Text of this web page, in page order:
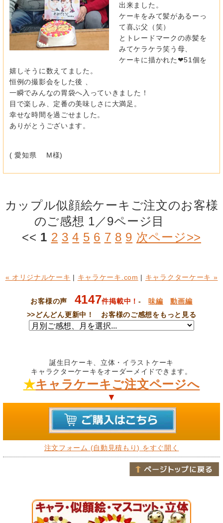
出来ました。
ケーキをみて髪があるーっ
て喜ぶ父（笑）
とトレードマークの赤髪を
みてケラケラ笑う母、
ケーキに描かれた❤51個を
嬉しそうに数えてました。
恒例の撮影会をした後 、
一瞬でみんなの胃袋へ入っていきました！
目で楽しみ、定番の美味しさに大満足。
幸せな時間を過ごせました。
ありがとうございます。
( 愛知県 M様)
カップル似顔絵ケーキご注文のお客様
のご感想 1／9ページ目
<< 1 2 3 4 5 6 7 8 9 次ページ>>
« オリジナルケーキ | キャラケーキ.com | キャラクターケーキ »
お客様の声 4147件掲載中！ - 味編
動画編
>>どんどん更新中！ お客様のご感想をもっと見る
誕生日ケーキ、立体・イラストケーキ
キャラクターケーキをオーダーメイドできます。
★キャラケーキご注文ページへ
▼
注文フォーム (自動見積もり) をすぐ開く